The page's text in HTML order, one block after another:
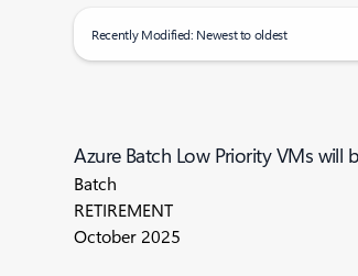
Recently Modified: Newest to oldest
Azure Batch Low Priority VMs will
Batch
RETIREMENT
October 2025